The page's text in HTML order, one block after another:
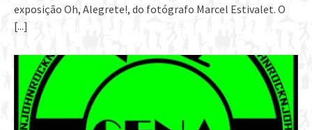
exposição Oh, Alegrete!, do fotógrafo Marcel Estivalet. O
[...]